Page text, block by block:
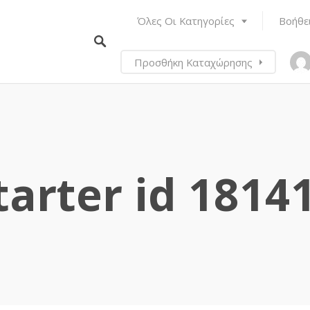
Όλες Οι Κατηγορίες
Προσθήκη Καταχώρησης
id